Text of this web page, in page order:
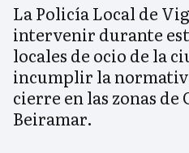
La Policía Local de
intervenir durante
locales de ocio de la
incumplir la
cierre en las zonas
Beiramar.